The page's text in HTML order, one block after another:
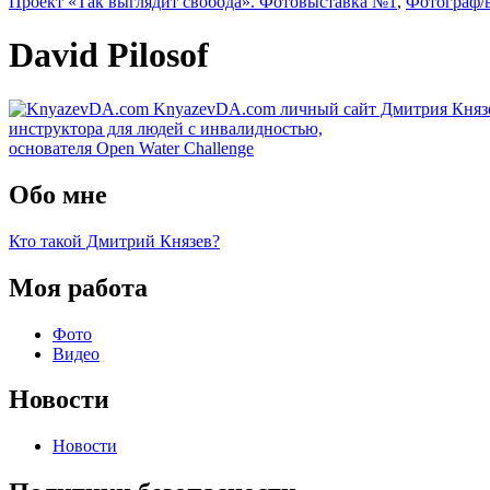
David Pilosof
KnyazevDA.com личный сайт Дмитрия
инструктора для людей с инвалидностью,
основателя Open Water Challenge
Обо мне
Кто такой Дмитрий Князев?
Моя работа
Фото
Видео
Новости
Новости